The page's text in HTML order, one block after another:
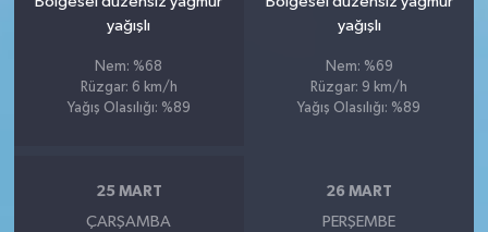
yağışlı
Nem: %68
Rüzgar: 6 km/h
Yağış Olasılığı: %89
yağışlı
Nem: %69
Rüzgar: 9 km/h
Yağış Olasılığı: %89
25 MART
ÇARŞAMBA
26 MART
PERŞEMBE